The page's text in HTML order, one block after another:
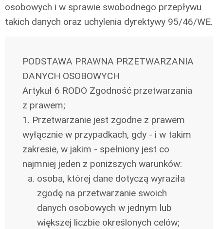
osobowych i w sprawie swobodnego przepływu
takich danych oraz uchylenia dyrektywy 95/46/WE.
PODSTAWA PRAWNA PRZETWARZANIA
DANYCH OSOBOWYCH
Artykuł 6 RODO Zgodność przetwarzania
z prawem;
1. Przetwarzanie jest zgodne z prawem
wyłącznie w przypadkach, gdy - i w takim
zakresie, w jakim - spełniony jest co
najmniej jeden z poniższych warunków:
osoba, której dane dotyczą wyraziła
zgodę na przetwarzanie swoich
danych osobowych w jednym lub
większej liczbie określonych celów;